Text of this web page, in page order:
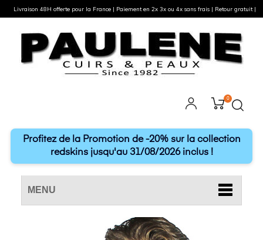
0
Profitez de la Promotion de -20% sur la collection
redskins jusqu'au 31/08/2026 inclus !
MENU
Livraison 48H offerte pour la France | Paiement en 2x 3x ou 4x sans frais | Retour gratuit |